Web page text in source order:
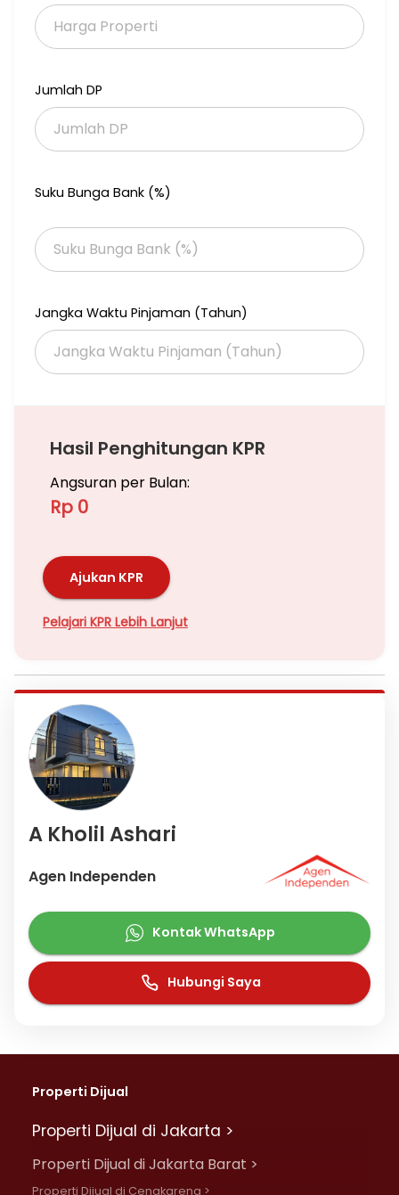
Sangat Dekat Raya Jemursari
Dekat Ubaya dan Petra
Harga 2,1 M Saja
Jumlah DP
Suku Bunga Bank (%)
Jangka Waktu Pinjaman (Tahun)
Hasil Penghitungan KPR
Angsuran per Bulan:
Rp 0
Ajukan KPR
Pelajari KPR Lebih Lanjut
A Kholil Ashari
Agen Independen
Kontak WhatsApp
Hubungi Saya
Properti Dijual
Properti Dijual di Jakarta >
Properti Dijual di Jakarta Barat >
Properti Dijual di Cengkareng >